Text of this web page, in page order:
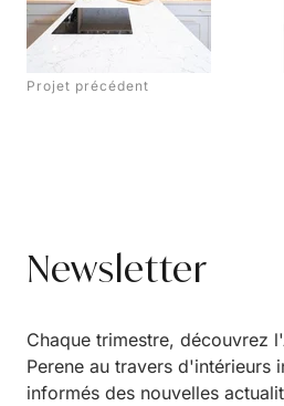
Projet précédent
Newsletter
Chaque trimestre, découvrez
Perene au travers d'intérieurs
informés des nouvelles